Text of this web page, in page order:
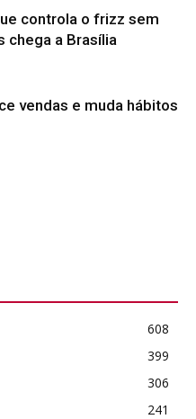
controla o frizz sem
chega a Brasília
vendas e muda hábitos
608
399
306
241